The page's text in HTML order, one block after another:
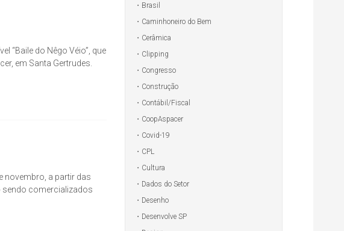
“Baile do Nêgo Véio”, que
em Santa Gertrudes.
novembro, a partir das
sendo comercializados
Brasil
Caminhoneiro do Bem
Cerâmica
Clipping
Congresso
Construção
Contábil/Fiscal
CoopAspacer
Covid-19
CPL
Cultura
Dados do Setor
Desenho
Desenvolve SP